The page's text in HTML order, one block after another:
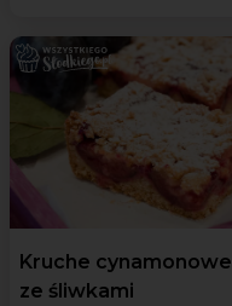
Kruche cynamonowe
ze śliwkami